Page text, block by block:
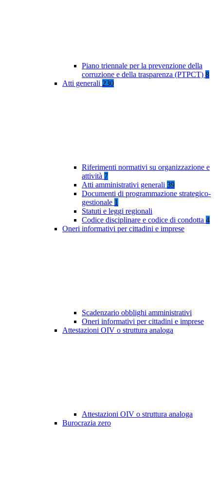
Piano triennale per la prevenzione della
corruzione e della trasparenza (PTPCT) 8
Atti generali 230
Riferimenti normativi su organizzazione e
attività 7
Atti amministrativi generali 39
Documenti di programmazione strategico-
gestionale 1
Statuti e leggi regionali
Codice disciplinare e codice di condotta 4
Oneri informativi per cittadini e imprese
Scadenzario obblighi amministrativi
Oneri informativi per cittadini e imprese
Attestazioni OIV o struttura analoga
Attestazioni OIV o struttura analoga
Burocrazia zero